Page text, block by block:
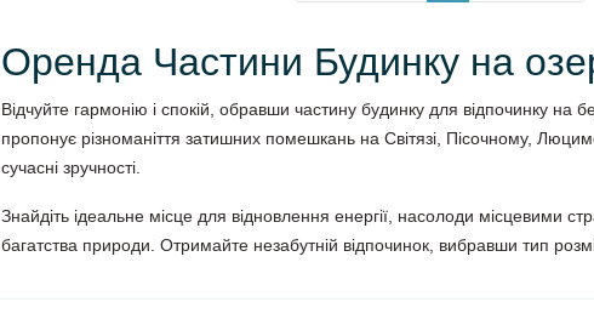
Оренда Частини Будинку на
Відчуйте гармонію і спокій, обравши частину будинку для відпочинку
пропонує різноманіття затишних помешкань на Світязі, Пісочному,
сучасні зручності.
Знайдіть ідеальне місце для відновлення енергії, насолоди місцевими
багатства природи. Отримайте незабутній відпочинок, вибравши тип